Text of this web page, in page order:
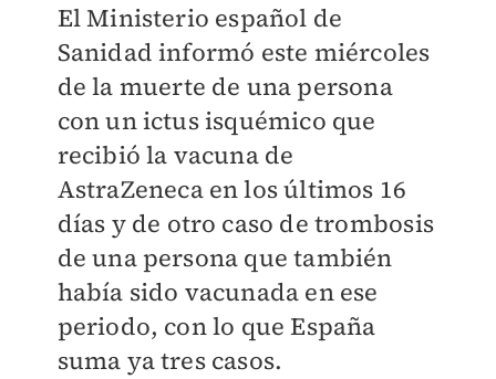
El Ministerio español de
Sanidad informó este miércoles
de la muerte de una persona
con un ictus isquémico que
recibió la vacuna de
AstraZeneca en los últimos 16
días y de otro caso de trombosis
de una persona que también
había sido vacunada en ese
periodo, con lo que España
suma ya tres casos.